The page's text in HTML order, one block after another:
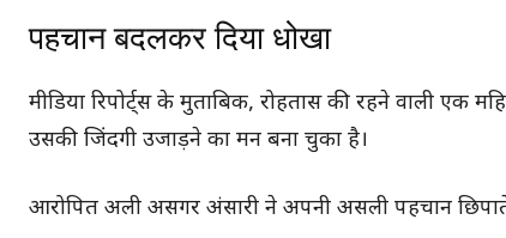
पहचान बदलकर दिया धोखा
मीडिया रिपोर्ट्स के मुताबिक, रोहतास की रहने वाली एक
उसकी जिंदगी उजाड़ने का मन बना चुका है।
आरोपित अली असगर अंसारी ने अपनी असली पहचान